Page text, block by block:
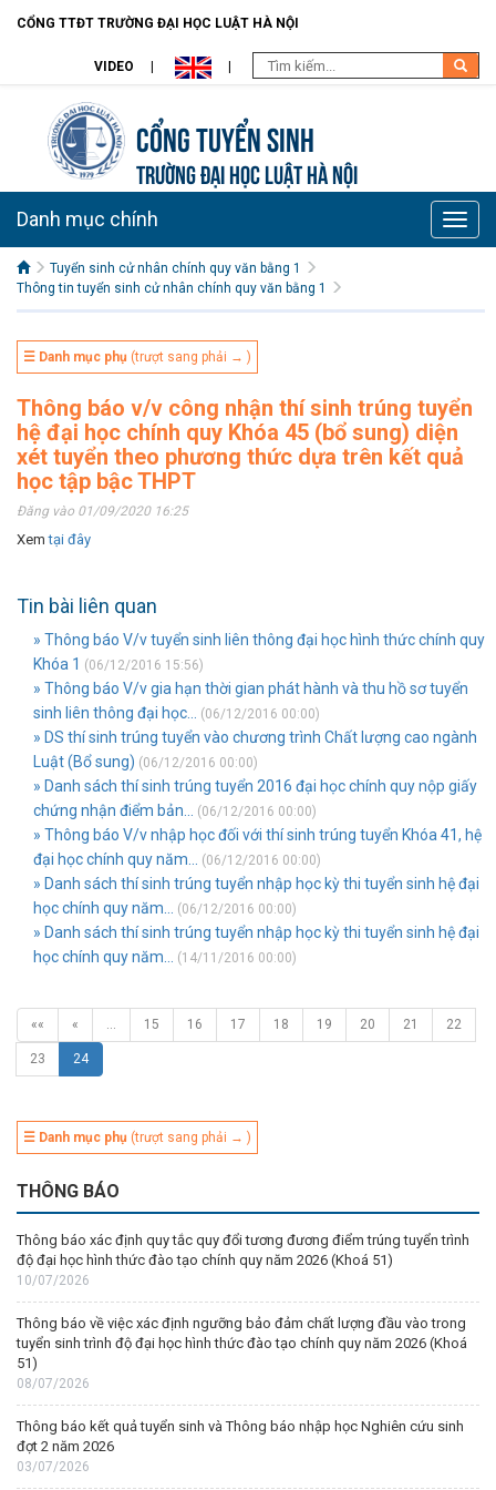
CỔNG TTĐT TRƯỜNG ĐẠI HỌC LUẬT HÀ NỘI
VIDEO
Cổng tuyển sinh
TRƯỜNG ĐẠI HỌC LUẬT HÀ NỘI
Toggle
Danh mục chính
Tuyển sinh cử nhân chính quy văn bằng 1
Thông tin tuyển sinh cử nhân chính quy văn bằng 1
☰ Danh mục phụ (trượt sang phải → )
Thông báo v/v công nhận thí sinh trúng tuyển
hệ đại học chính quy Khóa 45 (bổ sung) diện
xét tuyển theo phương thức dựa trên kết quả
học tập bậc THPT
Đăng vào 01/09/2020 16:25
Xemtại đây
Tin bài liên quan
» Thông báo V/v tuyển sinh liên thông đại học hình thức chính quy
Khóa 1 (06/12/2016 15:56)
» Thông báo V/v gia hạn thời gian phát hành và thu hồ sơ tuyển
sinh liên thông đại học...
(06/12/2016 00:00)
» DS thí sinh trúng tuyển vào chương trình Chất lượng cao ngành
Luật (Bổ sung) (06/12/2016 00:00)
» Danh sách thí sinh trúng tuyển 2016 đại học chính quy nộp giấy
chứng nhận điểm bản...
(06/12/2016 00:00)
» Thông báo V/v nhập học đối với thí sinh trúng tuyển Khóa 41, hệ
đại học chính quy năm...
(06/12/2016 00:00)
» Danh sách thí sinh trúng tuyển nhập học kỳ thi tuyển sinh hệ đại
học chính quy năm...
(06/12/2016 00:00)
» Danh sách thí sinh trúng tuyển nhập học kỳ thi tuyển sinh hệ đại
học chính quy năm...
(14/11/2016 00:00)
«« « … 15 16 17 18 19 20 21 22
23 24
☰ Danh mục phụ (trượt sang phải → )
THÔNG BÁO
Thông báo xác định quy tắc quy đổi tương đương điểm trúng tuyển trình
độ đại học hình thức đào tạo chính quy năm 2026 (Khoá 51)
10/07/2026
Thông báo về việc xác định ngưỡng bảo đảm chất lượng đầu vào trong
tuyển sinh trình độ đại học hình thức đào tạo chính quy năm 2026 (Khoá
51)
08/07/2026
Thông báo kết quả tuyển sinh và Thông báo nhập học Nghiên cứu sinh
đợt 2 năm 2026
03/07/2026